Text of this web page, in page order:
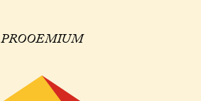
PROOEMIUM